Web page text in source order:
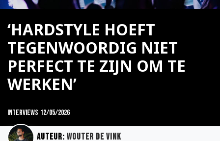
‘HARDSTYLE HOEFT
TEGENWOORDIG NIET
PERFECT TE ZIJN OM TE
WERKEN’
Interviews 12/05/2026
Auteur: Wouter de Vink